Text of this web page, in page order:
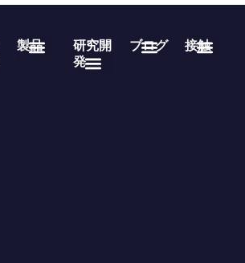
製品
研究開
発
ブログ 接触